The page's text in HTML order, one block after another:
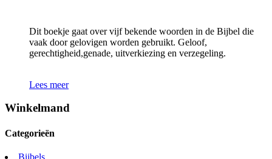
Dit boekje gaat over vijf bekende woorden in de Bijbel die
vaak door gelovigen worden gebruikt. Geloof,
gerechtigheid,genade, uitverkiezing en verzegeling.
Lees meer
Winkelmand
Categorieën
Bijbels